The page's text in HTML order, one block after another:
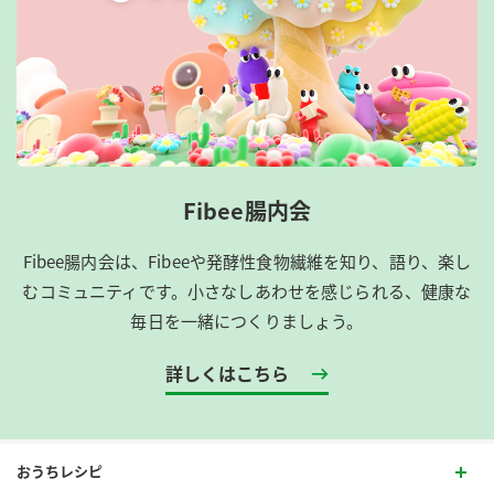
Fibee腸内会
Fibee腸内会は、​Fibeeや発酵性食物繊維を知り、語り、楽し
むコミュニティです。​小さなしあわせを感じられる、健康な
毎日を一緒につくりましょう。
詳しくはこちら
おうちレシピ